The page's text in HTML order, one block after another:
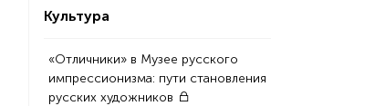
Культура
«Отличники» в Музее русского
импрессионизма: пути становления
русских художников